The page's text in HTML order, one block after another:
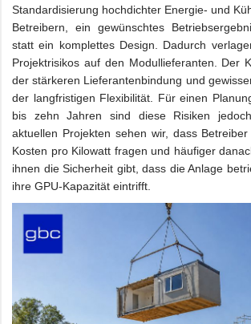
Standardisierung hochdichter Energie- und
Betreibern, ein gewünschtes
statt ein komplettes Design. Dadurch
Projektrisikos auf den Modullieferanten. Der
der stärkeren Lieferantenbindung und
der langfristigen Flexibilität. Für einen
bis zehn Jahren sind diese Risiken
aktuellen Projekten sehen wir, dass
Kosten pro Kilowatt fragen und häufiger
ihnen die Sicherheit gibt, dass die Anlage
ihre GPU-Kapazität eintrifft.